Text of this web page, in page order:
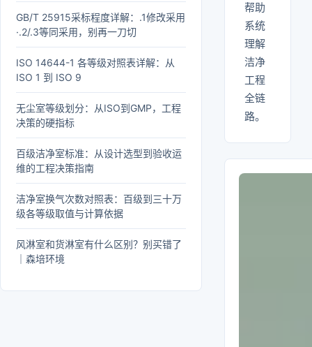
GB/T 25915采标程度详解：.1修改采用
·.2/.3等同采用，别再一刀切
ISO 14644-1 各等级对照表详解：从
ISO 1 到 ISO 9
无尘室等级划分：从ISO到GMP，工程
决策的硬指标
百级洁净室标准：从设计选型到验收运
维的工程决策指南
洁净室换气次数对照表：百级到三十万
级各等级取值与计算依据
风淋室和货淋室有什么区别？别买错了
｜森培环境
帮助
系统
理解
洁净
工程
全链
路。